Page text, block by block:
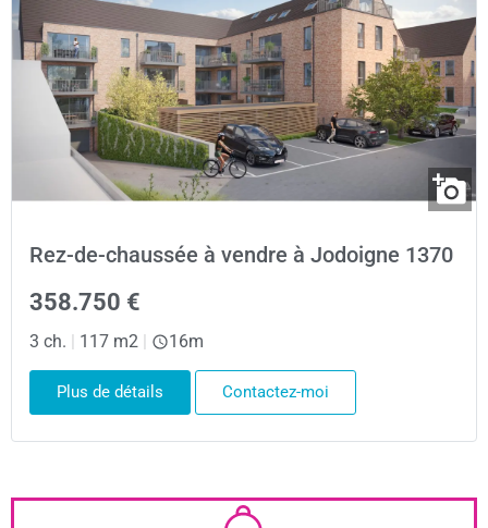
Rez-de-chaussée à vendre à Jodoigne 1370
358.750 €
3 ch. | 117 m2 | 16m
Plus de détails Contactez-moi